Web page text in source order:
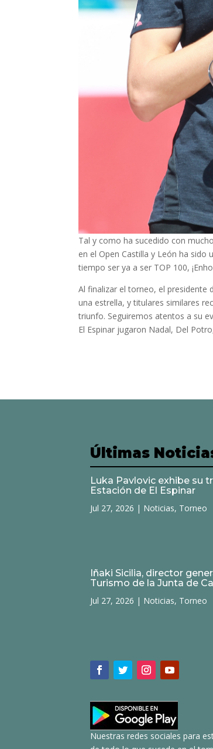
Tal y como ha sucedido con
en el Open Castilla y León ha sido
tiempo ser ya a ser TOP 100,
Al finalizar el torneo, el presidente
una estrella, y titulares similares
triunfo. Seguiremos atentos a su
El Espinar jugaron Nadal, Del
Últimas
Luka Pavlovic exhibe su
Estación de El Espinar
Jul 27, 2026 | Noticias, Torneo
Iñaki Sicilia, director
Turismo de la Junta de
Jul 27, 2026 | Noticias, Torneo
Nuestras redes sociales para